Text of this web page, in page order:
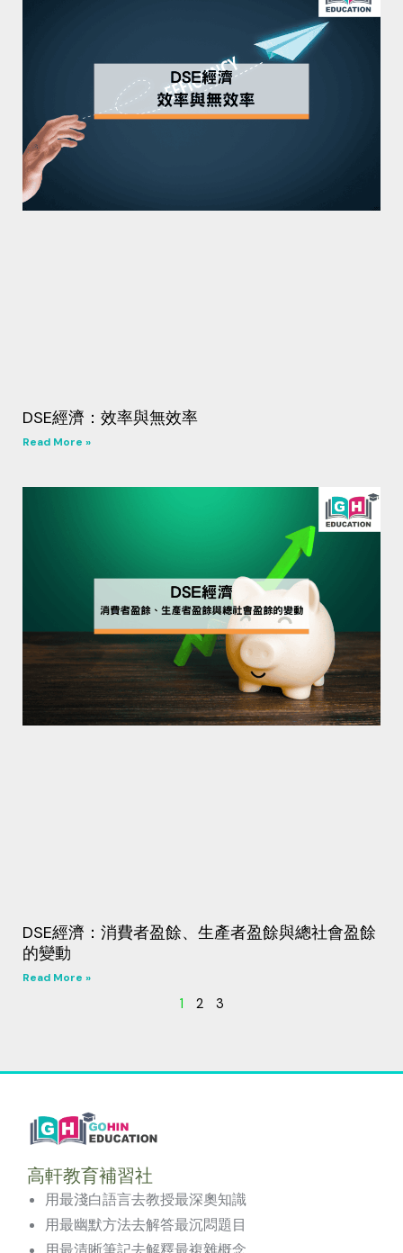
DSE經濟：效率與無效率
Read More »
DSE經濟：消費者盈餘、生產者盈餘與總社會盈餘
的變動
Read More »
1 2 3
高軒教育補習社
用最淺白語言去教授最深奧知識
用最幽默方法去解答最沉悶題目